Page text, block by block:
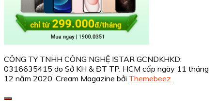
CÔNG TY TNHH CÔNG NGHỆ ISTAR GCNDKHKD:
0316635415 do Sở KH & ĐT TP. HCM cấp ngày 11 tháng
12 năm 2020. Cream Magazine bởi Themebeez